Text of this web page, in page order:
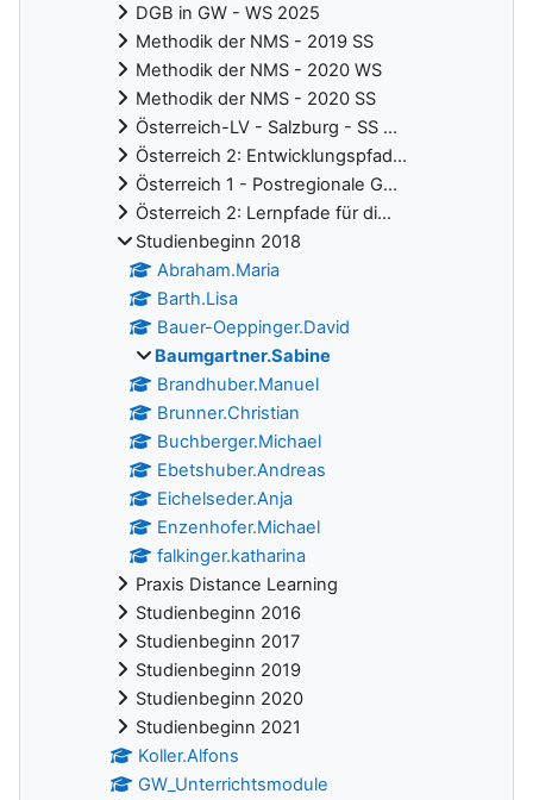
DGB in GW - WS 2025
Methodik der NMS - 2019 SS
Methodik der NMS - 2020 WS
Methodik der NMS - 2020 SS
Österreich-LV - Salzburg - SS ...
Österreich 2: Entwicklungspfad...
Österreich 1 - Postregionale G...
Österreich 2: Lernpfade für di...
Studienbeginn 2018
Abraham.Maria
Barth.Lisa
Bauer-Oeppinger.David
Baumgartner.Sabine
Brandhuber.Manuel
Brunner.Christian
Buchberger.Michael
Ebetshuber.Andreas
Eichelseder.Anja
Enzenhofer.Michael
falkinger.katharina
Praxis Distance Learning
Studienbeginn 2016
Studienbeginn 2017
Studienbeginn 2019
Studienbeginn 2020
Studienbeginn 2021
Koller.Alfons
GW_Unterrichtsmodule